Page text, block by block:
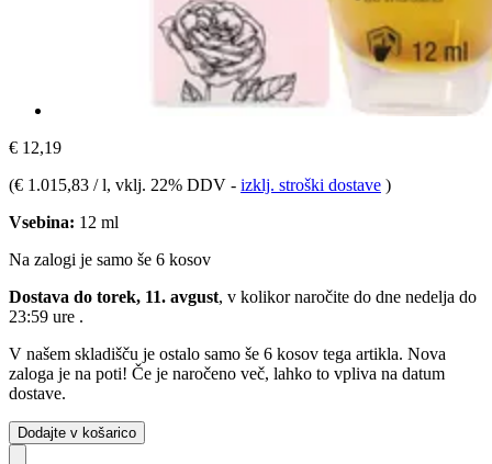
€ 12,19
(€ 1.015,83 / l, vklj. 22% DDV - izklj. stroški dostave )
Vsebina: 12 ml
Na zalogi je samo še 6 kosov
Dostava do torek, 11. avgust, v kolikor naročite do dne nedelja do
23:59 ure .
V našem skladišču je ostalo samo še 6 kosov tega artikla. Nova
zaloga je na poti! Če je naročeno več, lahko to vpliva na datum
dostave.
Dodajte v košarico